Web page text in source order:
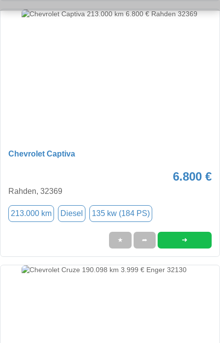
Chevrolet Captiva
6.800 €
Rahden, 32369
213.000 km Diesel 135 kw (184 PS)
★ ➦ ➜